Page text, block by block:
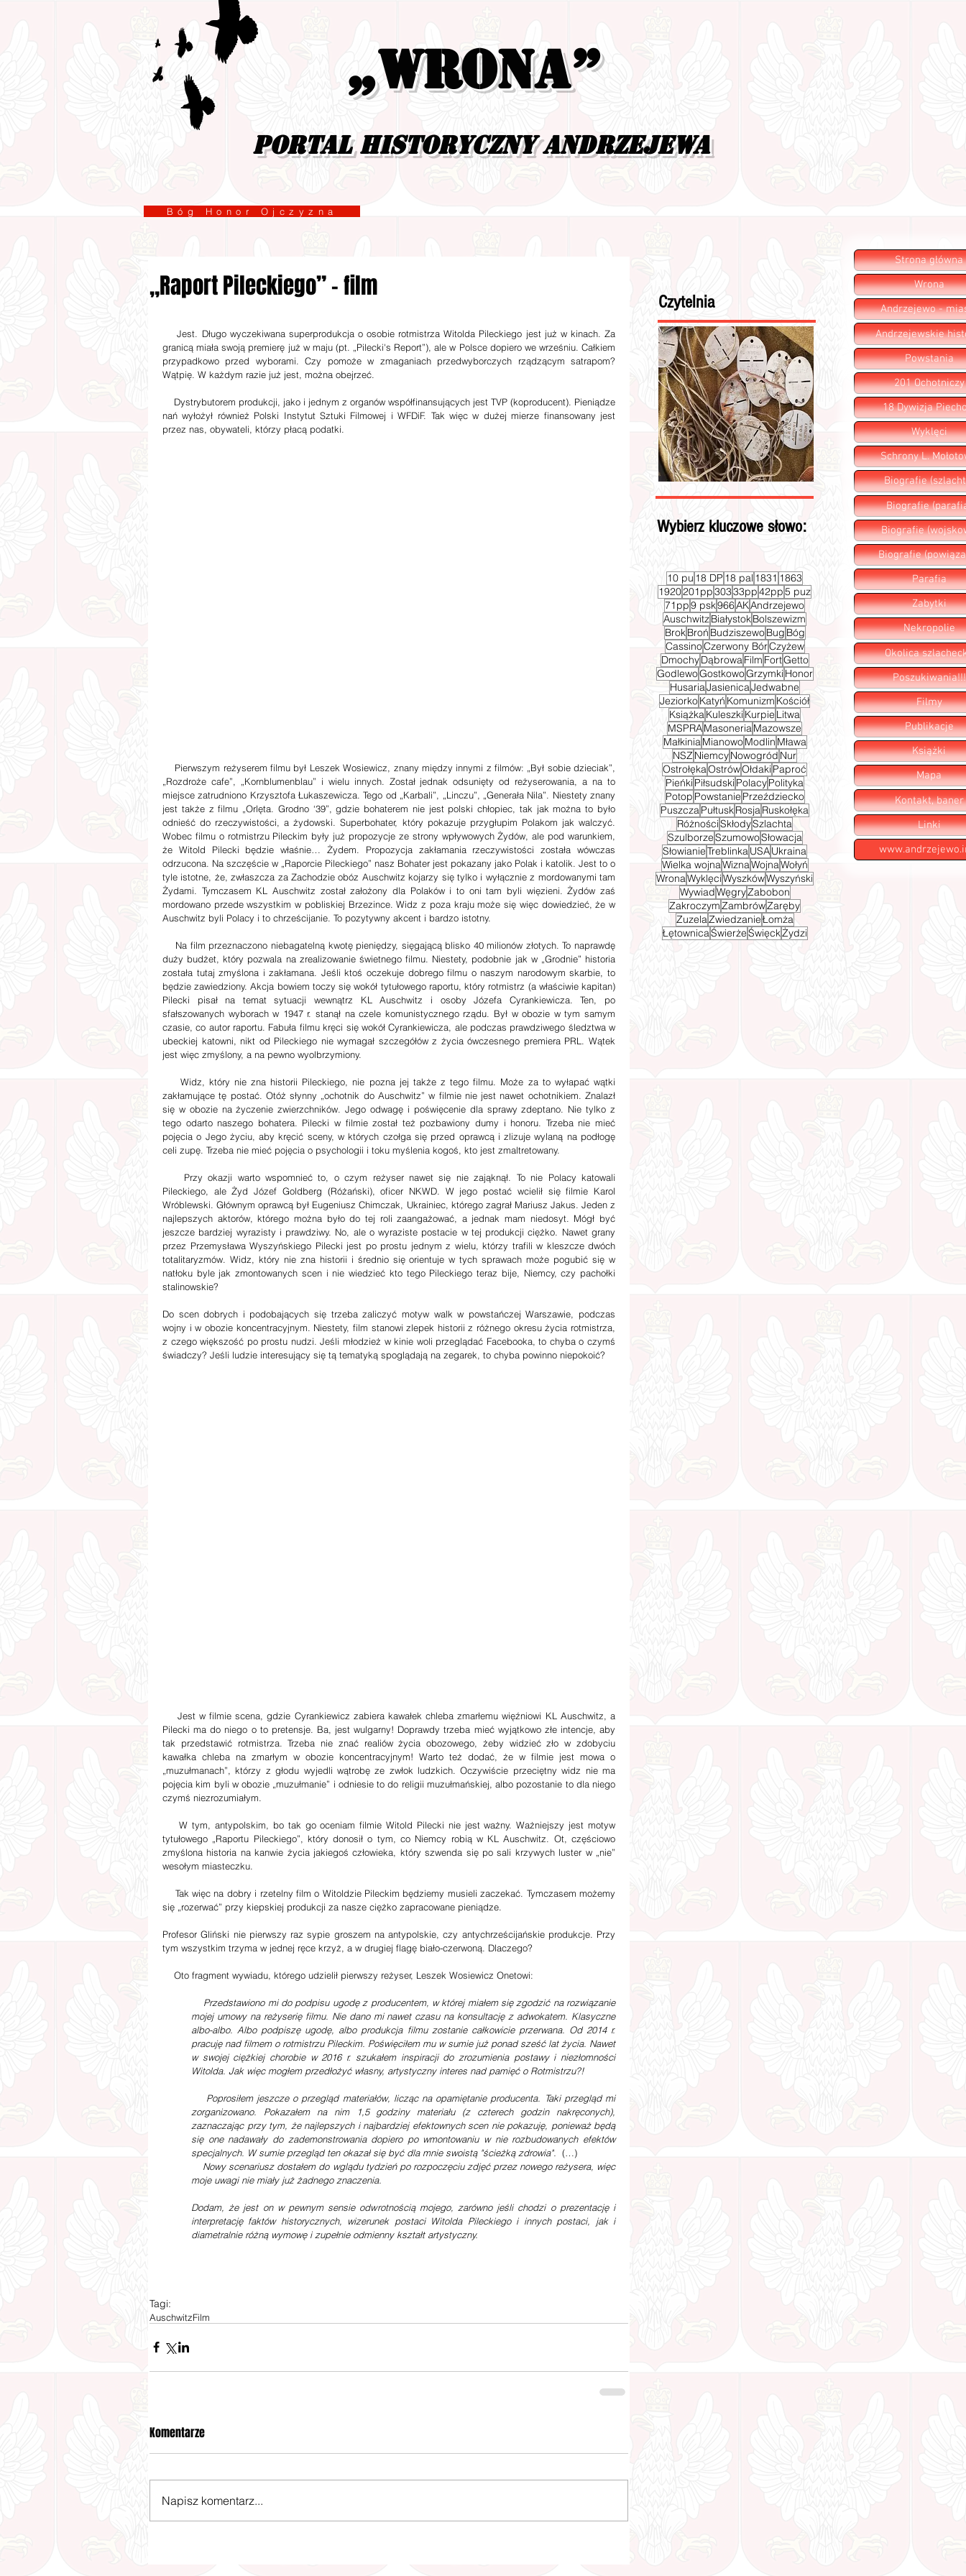
„Wrona”
portal historyczny Andrzejewa
Bóg Honor Ojczyzna
„Raport Pileckiego” – film
    Jest. Długo wyczekiwana superprodukcja o osobie rotmistrza Witolda Pileckiego jest już w kinach. Za
granicą miała swoją premierę już w maju (pt. „Pilecki's Report”), ale w Polsce dopiero we wrześniu. Całkiem
przypadkowo przed wyborami. Czy pomoże w zmaganiach przedwyborczych rządzącym satrapom?
Wątpię. W każdym razie już jest, można obejrzeć.
nań wyłożył również Polski Instytut Sztuki Filmowej i WFDiF. Tak więc w dużej mierze finansowany jest
przez nas, obywateli, którzy płacą podatki.
„Rozdroże cafe”, „Kornblumenblau” i wielu innych. Został jednak odsunięty od reżyserowania, a na to
miejsce zatrudniono Krzysztofa Łukaszewicza. Tego od „Karbali”, „Linczu”, „Generała Nila”. Niestety znany
jest także z filmu „Orlęta. Grodno ‘39”, gdzie bohaterem nie jest polski chłopiec, tak jak można to było
odnieść do rzeczywistości, a żydowski. Superbohater, który pokazuje przygłupim Polakom jak walczyć.
Wobec filmu o rotmistrzu Pileckim były już propozycje ze strony wpływowych Żydów, ale pod warunkiem,
że Witold Pilecki będzie właśnie… Żydem. Propozycja zakłamania rzeczywistości została wówczas
odrzucona. Na szczęście w „Raporcie Pileckiego” nasz Bohater jest pokazany jako Polak i katolik. Jest to o
tyle istotne, że, zwłaszcza za Zachodzie obóz Auschwitz kojarzy się tylko i wyłącznie z mordowanymi tam
Żydami. Tymczasem KL Auschwitz został założony dla Polaków i to oni tam byli więzieni. Żydów zaś
mordowano przede wszystkim w pobliskiej Brzezince. Widz z poza kraju może się więc dowiedzieć, że w
Auschwitz byli Polacy i to chrześcijanie. To pozytywny akcent i bardzo istotny.
duży budżet, który pozwala na zrealizowanie świetnego filmu. Niestety, podobnie jak w „Grodnie” historia
została tutaj zmyślona i zakłamana. Jeśli ktoś oczekuje dobrego filmu o naszym narodowym skarbie, to
będzie zawiedziony. Akcja bowiem toczy się wokół tytułowego raportu, który rotmistrz (a właściwie kapitan)
Pilecki pisał na temat sytuacji wewnątrz KL Auschwitz i osoby Józefa Cyrankiewicza. Ten, po
sfałszowanych wyborach w 1947 r. stanął na czele komunistycznego rządu. Był w obozie w tym samym
czasie, co autor raportu. Fabuła filmu kręci się wokół Cyrankiewicza, ale podczas prawdziwego śledztwa w
ubeckiej katowni, nikt od Pileckiego nie wymagał szczegółów z życia ówczesnego premiera PRL. Wątek
jest więc zmyślony, a na pewno wyolbrzymiony.
zakłamujące tę postać. Otóż słynny „ochotnik do Auschwitz” w filmie nie jest nawet ochotnikiem. Znalazł
się w obozie na życzenie zwierzchników. Jego odwagę i poświęcenie dla sprawy zdeptano. Nie tylko z
tego odarto naszego bohatera. Pilecki w filmie został też pozbawiony dumy i honoru. Trzeba nie mieć
pojęcia o Jego życiu, aby kręcić sceny, w których czołga się przed oprawcą i zlizuje wylaną na podłogę
celi zupę. Trzeba nie mieć pojęcia o psychologii i toku myślenia kogoś, kto jest zmaltretowany.
Pileckiego, ale Żyd Józef Goldberg (Różański), oficer NKWD. W jego postać wcielił się filmie Karol
Wróblewski. Głównym oprawcą był Eugeniusz Chimczak, Ukrainiec, którego zagrał Mariusz Jakus. Jeden z
najlepszych aktorów, którego można było do tej roli zaangażować, a jednak mam niedosyt. Mógł być
jeszcze bardziej wyrazisty i prawdziwy. No, ale o wyraziste postacie w tej produkcji ciężko. Nawet grany
przez Przemysława Wyszyńskiego Pilecki jest po prostu jednym z wielu, którzy trafili w kleszcze dwóch
totalitaryzmów. Widz, który nie zna historii i średnio się orientuje w tych sprawach może pogubić się w
natłoku byle jak zmontowanych scen i nie wiedzieć kto tego Pileckiego teraz bije, Niemcy, czy pachołki
stalinowskie?
Do scen dobrych i podobających się trzeba zaliczyć motyw walk w powstańczej Warszawie, podczas
wojny i w obozie koncentracyjnym. Niestety, film stanowi zlepek historii z różnego okresu życia rotmistrza,
z czego większość po prostu nudzi. Jeśli młodzież w kinie woli przeglądać Facebooka, to chyba o czymś
świadczy? Jeśli ludzie interesujący się tą tematyką spoglądają na zegarek, to chyba powinno niepokoić?
Pilecki ma do niego o to pretensje. Ba, jest wulgarny! Doprawdy trzeba mieć wyjątkowo złe intencje, aby
tak przedstawić rotmistrza. Trzeba nie znać realiów życia obozowego, żeby widzieć zło w zdobyciu
kawałka chleba na zmarłym w obozie koncentracyjnym! Warto też dodać, że w filmie jest mowa o
„muzułmanach”, którzy z głodu wyjedli wątrobę ze zwłok ludzkich. Oczywiście przeciętny widz nie ma
pojęcia kim byli w obozie „muzułmanie” i odniesie to do religii muzułmańskiej, albo pozostanie to dla niego
czymś niezrozumiałym.
    W tym, antypolskim, bo tak go oceniam filmie Witold Pilecki nie jest ważny. Ważniejszy jest motyw
tytułowego „Raportu Pileckiego”, który donosił o tym, co Niemcy robią w KL Auschwitz. Ot, częściowo
zmyślona historia na kanwie życia jakiegoś człowieka, który szwenda się po sali krzywych luster w „nie”
wesołym miasteczku.
się „rozerwać” przy kiepskiej produkcji za nasze ciężko zapracowane pieniądze.
Profesor Gliński nie pierwszy raz sypie groszem na antypolskie, czy antychrześcijańskie produkcje. Przy
tym wszystkim trzyma w jednej ręce krzyż, a w drugiej flagę biało-czerwoną. Dlaczego?
    Oto fragment wywiadu, którego udzielił pierwszy reżyser, Leszek Wosiewicz Onetowi:
mojej umowy na reżyserię filmu. Nie dano mi nawet czasu na konsultację z adwokatem. Klasyczne
albo-albo. Albo podpiszę ugodę, albo produkcja filmu zostanie całkowicie przerwana. Od 2014 r.
pracuję nad filmem o rotmistrzu Pileckim. Poświęciłem mu w sumie już ponad sześć lat życia. Nawet
w swojej ciężkiej chorobie w 2016 r. szukałem inspiracji do zrozumienia postawy i niezłomności
Witolda. Jak więc mogłem przedłożyć własny, artystyczny interes nad pamięć o Rotmistrzu?!
zorganizowano. Pokazałem na nim 1,5 godziny materiału (z czterech godzin nakręconych),
zaznaczając przy tym, że najlepszych i najbardziej efektownych scen nie pokazuję, ponieważ będą
się one nadawały do zademonstrowania dopiero po wmontowaniu w nie rozbudowanych efektów
specjalnych. W sumie przegląd ten okazał się być dla mnie swoistą "ścieżką zdrowia". (…)
moje uwagi nie miały już żadnego znaczenia.
Dodam, że jest on w pewnym sensie odwrotnością mojego, zarówno jeśli chodzi o prezentację i
interpretację faktów historycznych, wizerunek postaci Witolda Pileckiego i innych postaci, jak i
diametralnie różną wymowę i zupełnie odmienny kształt artystyczny.
Tagi:
AuschwitzFilm
Komentarze
Napisz komentarz...
Czytelnia
Wybierz kluczowe słowo:
10 pu 18 DP 18 pal 1831 1863
1920201pp30333pp42pp5 puz
71pp9 psk966AKAndrzejewo
AuschwitzBiałystokBolszewizm
BrokBroń BudziszewoBug Bóg
CassinoCzerwony BórCzyżew
DmochyDąbrowaFilm FortGetto
GodlewoGostkowoGrzymki Honor
HusariaJasienicaJedwabne
JeziorkoKatyń Komunizm Kościół
KsiążkaKuleszki Kurpie Litwa
MSPRAMasoneriaMazowsze
MałkiniaMianowoModlin Mława
NSZ NiemcyNowogród Nur
OstrołękaOstrówOłdaki Paproć
Pieńki Piłsudski PolacyPolityka
Potop Powstanie Przeździecko
PuszczaPułtuskRosjaRuskołęka
RóżnościSkłodySzlachta
SzulborzeSzumowoSłowacja
SłowianieTreblinkaUSAUkraina
Wielka wojnaWiznaWojnaWołyń
WronaWyklęciWyszkówWyszyński
WywiadWęgryZabobon
ZakroczymZambrówZaręby
ZuzelaZwiedzanieŁomża
ŁętownicaŚwierżeŚwięckŻydzi
Strona główna
Wrona
Andrzejewo -
Andrzejewskie
Powstania
201 Ochotniczy
18 Dywizja
Wyklęci
Schrony L.
Biografie
Biografie
Biografie
Biografie
Parafia
Zabytki
Nekropolie
Okolica
Poszukiwania!!!
Filmy
Publikacje
Książki
Mapa
Kontakt, baner
Linki